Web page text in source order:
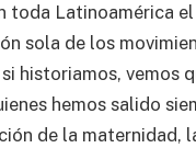
toda Latinoamérica
sola de los
historiamos, vemos
hemos salido
de la maternidad,